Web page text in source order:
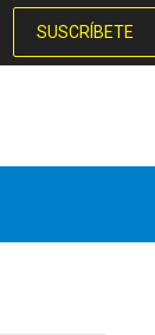
SUSCRÍBETE